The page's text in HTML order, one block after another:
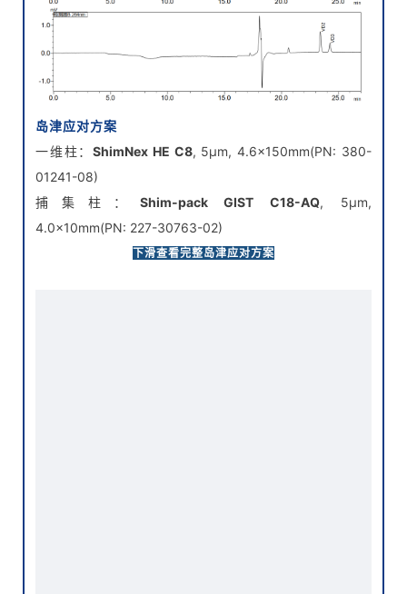
岛津应对方案
一维柱：ShimNex HE C8, 5μm, 4.6×150mm(PN: 380-
01241-08)
4.0×10mm(PN: 227-30763-02)
二维柱： ShimNex S-C18-PAH, 3μm, 4.6×150mm (PN:
380-01247-14)
SHIMSEN Styra HLB, 200mg/6mL(PN: 380-00855-10)
下滑查看完整岛津应对方案